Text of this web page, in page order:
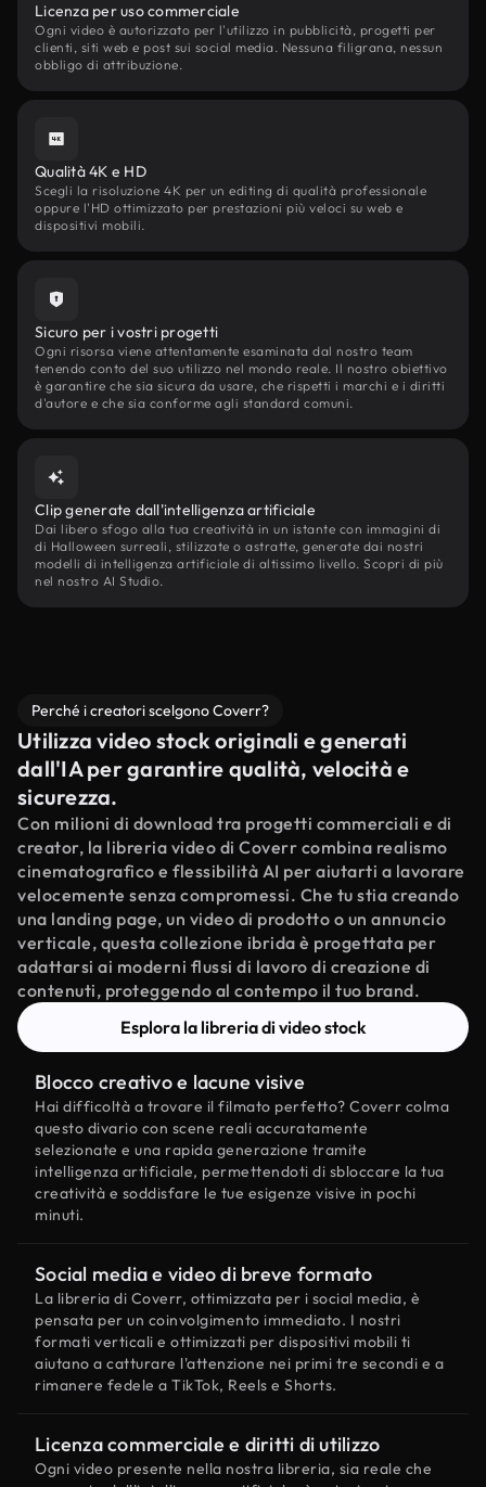
Licenza per uso commerciale
Ogni video è autorizzato per l'utilizzo in pubblicità, progetti per
clienti, siti web e post sui social media. Nessuna filigrana, nessun
obbligo di attribuzione.
Qualità 4K e HD
Scegli la risoluzione 4K per un editing di qualità professionale
oppure l'HD ottimizzato per prestazioni più veloci su web e
dispositivi mobili.
Sicuro per i vostri progetti
Ogni risorsa viene attentamente esaminata dal nostro team
tenendo conto del suo utilizzo nel mondo reale. Il nostro obiettivo
è garantire che sia sicura da usare, che rispetti i marchi e i diritti
d'autore e che sia conforme agli standard comuni.
Clip generate dall'intelligenza artificiale
Dai libero sfogo alla tua creatività in un istante con immagini di
di Halloween surreali, stilizzate o astratte, generate dai nostri
modelli di intelligenza artificiale di altissimo livello. Scopri di più
nel nostro AI Studio.
Perché i creatori scelgono Coverr?
Utilizza video stock originali e generati
dall'IA per garantire qualità, velocità e
sicurezza.
Con milioni di download tra progetti commerciali e di
creator, la libreria video di Coverr combina realismo
cinematografico e flessibilità AI per aiutarti a lavorare
velocemente senza compromessi. Che tu stia creando
una landing page, un video di prodotto o un annuncio
verticale, questa collezione ibrida è progettata per
adattarsi ai moderni flussi di lavoro di creazione di
contenuti, proteggendo al contempo il tuo brand.
Esplora la libreria di video stock
Blocco creativo e lacune visive
Hai difficoltà a trovare il filmato perfetto? Coverr colma
questo divario con scene reali accuratamente
selezionate e una rapida generazione tramite
intelligenza artificiale, permettendoti di sbloccare la tua
creatività e soddisfare le tue esigenze visive in pochi
minuti.
Social media e video di breve formato
La libreria di Coverr, ottimizzata per i social media, è
pensata per un coinvolgimento immediato. I nostri
formati verticali e ottimizzati per dispositivi mobili ti
aiutano a catturare l'attenzione nei primi tre secondi e a
rimanere fedele a TikTok, Reels e Shorts.
Licenza commerciale e diritti di utilizzo
Ogni video presente nella nostra libreria, sia reale che